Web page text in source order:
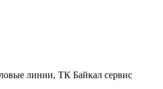
линии, ТК Байкал сервис